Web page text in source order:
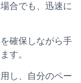
合でも、迅速に
確保しながら手
す。
し、自分のペー